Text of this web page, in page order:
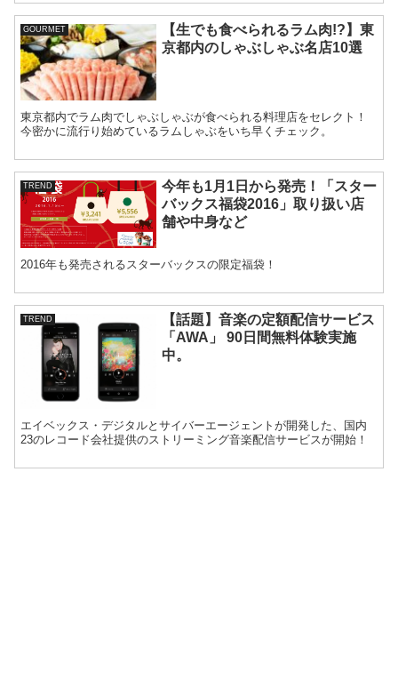
GOURMET
【生でも食べられるラム肉!?】東
京都内のしゃぶしゃぶ名店10選
東京都内でラム肉でしゃぶしゃぶが食べられる料理店をセレクト！
今密かに流行り始めているラムしゃぶをいち早くチェック。
TREND
今年も1月1日から発売！「スター
バックス福袋2016」取り扱い店
舗や中身など
2016年も発売されるスターバックスの限定福袋！
TREND
【話題】音楽の定額配信サービス
「AWA」 90日間無料体験実施
中。
エイベックス・デジタルとサイバーエージェントが開発した、国内
23のレコード会社提供のストリーミング音楽配信サービスが開始！